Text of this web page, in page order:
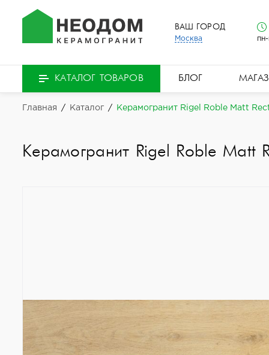
ВАШ ГОРОД
Москва
КАТАЛОГ ТОВАРОВ БЛОГ
Главная / Каталог / Керамогранит Rigel Roble Matt
Керамогранит Rigel Roble Matt